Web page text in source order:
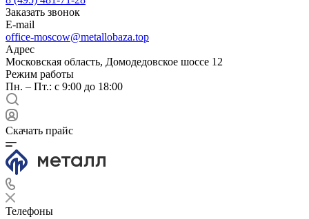
Заказать звонок
E-mail
office-moscow@metallobaza.top
Адрес
Московская область, Домодедовское шоссе 12
Режим работы
Пн. – Пт.: с 9:00 до 18:00
Скачать прайс
Телефоны